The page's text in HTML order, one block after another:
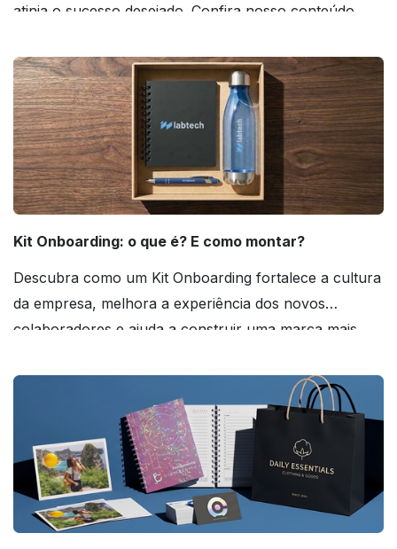
atinja o sucesso desejado. Confira nosso conteúdo
Kit Onboarding: o que é? E como montar?
Descubra como um Kit Onboarding fortalece a cultura
da empresa, melhora a experiência dos novos
colaboradores e ajuda a construir uma marca mais